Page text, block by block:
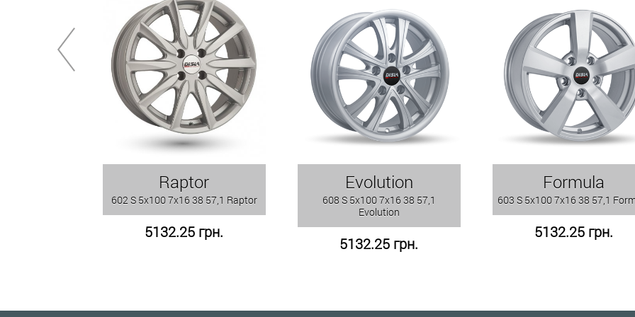
Raptor
602 S 5x100 7x16 38 57,1 Raptor
5132.25 грн.
Evolution
608 S 5x100 7x16 38 57,1
Evolution
5132.25 грн.
Formula
603 S 5x100 7x16 38 57,1
5132.25 грн.